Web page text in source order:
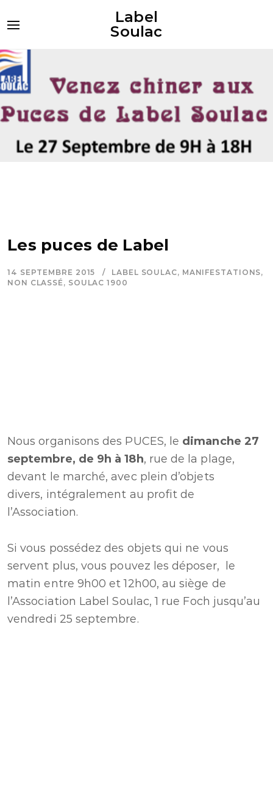
Label
Soulac
Les puces de Label
14 SEPTEMBRE 2015 LABEL SOULAC, MANIFESTATIONS,
NON CLASSÉ , SOULAC 1900
Nous organisons des PUCES, le dimanche 27
septembre, de 9h à 18h, rue de la plage,
devant le marché, avec plein d’objets
divers, intégralement au profit de
l’Association.
Si vous possédez des objets qui ne vous
servent plus, vous pouvez les déposer, le
matin entre 9h00 et 12h00, au siège de
l’Association Label Soulac, 1 rue Foch jusqu’au
vendredi 25 septembre.